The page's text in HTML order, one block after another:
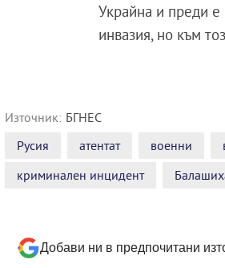
Украйна и преди е
инвазия, но към
Източник: БГНЕС
Русия
атентат военни
криминален инцидент
Добави ни в предпочитани